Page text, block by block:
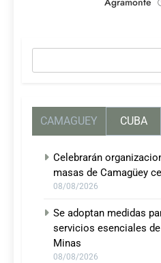
CAMAGUEY CUBA
Celebrarán
masas de Camagüey
08/08/2026
Se adoptan medidas
servicios esenciales
Minas
08/08/2026